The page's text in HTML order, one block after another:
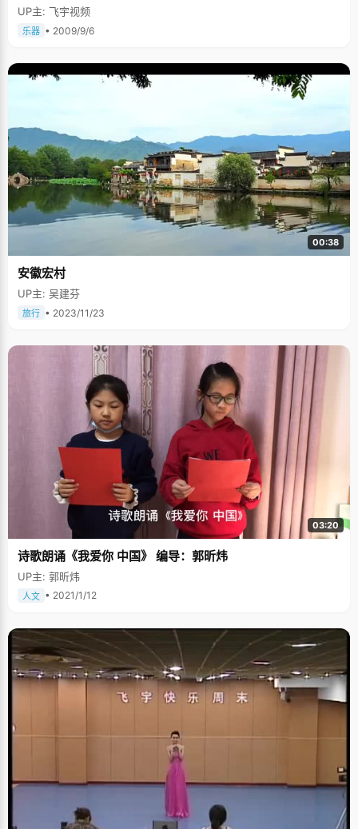
UP主: 飞宇视频
乐器 • 2009/9/6
00:38
安徽宏村
UP主: 吴建芬
旅行 • 2023/11/23
03:20
诗歌朗诵《我爱你 中国》 编导：郭昕炜
UP主: 郭昕炜
人文 • 2021/1/12